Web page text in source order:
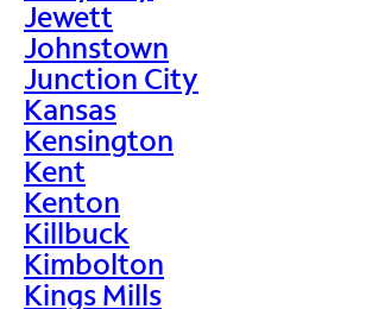
Jewett
Johnstown
Junction City
Kansas
Kensington
Kent
Kenton
Killbuck
Kimbolton
Kings Mills